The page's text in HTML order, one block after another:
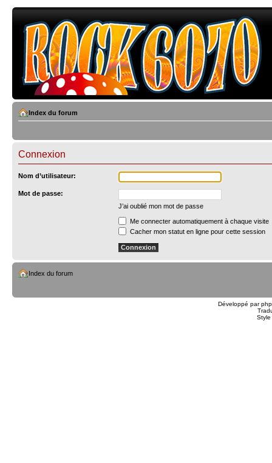
Index du forum
Connexion
Nom d’utilisateur:
Mot de passe:
J’ai oublié mon mot de passe
Me connecter automatiquement à chaque visite
Cacher mon statut en ligne pour cette session
Index du forum
Développé par
Style